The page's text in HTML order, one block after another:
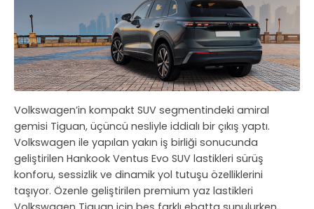
Volkswagen’in kompakt SUV segmentindeki amiral
gemisi Tiguan, üçüncü nesliyle iddialı bir çıkış yaptı.
Volkswagen ile yapılan yakın iş birliği sonucunda
geliştirilen Hankook Ventus Evo SUV lastikleri sürüş
konforu, sessizlik ve dinamik yol tutuşu özelliklerini
taşıyor. Özenle geliştirilen premium yaz lastikleri